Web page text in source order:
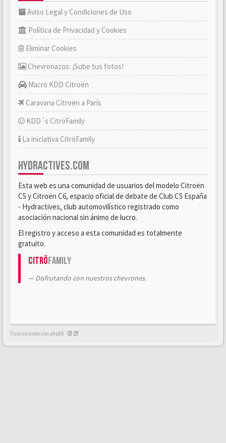
Aviso Legal y Condiciones de Uso
Política de Privacidad y Cookies
Eliminar Cookies
Chevronazos: ¡Sube tus fotos!
Macro KDD Citroën
Caravana Citroën a París
KDD´s CitröFamily
La iniciativa CitröFamily
HYDRACTIVES.COM
Esta web es una comunidad de usuarios del modelo Citroën
C5 y Citroën C6, espacio oficial de debate de Club C5 España
- Hydractives, club automovilístico registrado como
asociación nacional sin ánimo de lucro.
El registro y acceso a esta comunidad es totalmente
gratuito.
CitröFamily
Disfrutando con nuestros chevrones.
Funcionando con phpBB -